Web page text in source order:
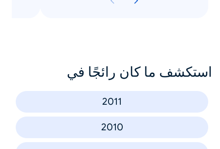
استكشف ما كان رائجًا في
2011
2010